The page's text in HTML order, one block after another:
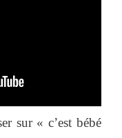
sur « c’est bébé